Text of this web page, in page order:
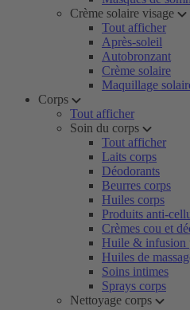
Crème solaire visage
Tout afficher
Après-soleil
Autobronzant
Crème solaire
Maquillage
Corps
Tout afficher
Soin du corps
Tout afficher
Laits corps
Déodorants
Beurres corps
Huiles corps
Produits anti-
Crèmes cou et
Huile & infusion
Huiles de
Soins intimes
Sprays corps
Nettoyage corps